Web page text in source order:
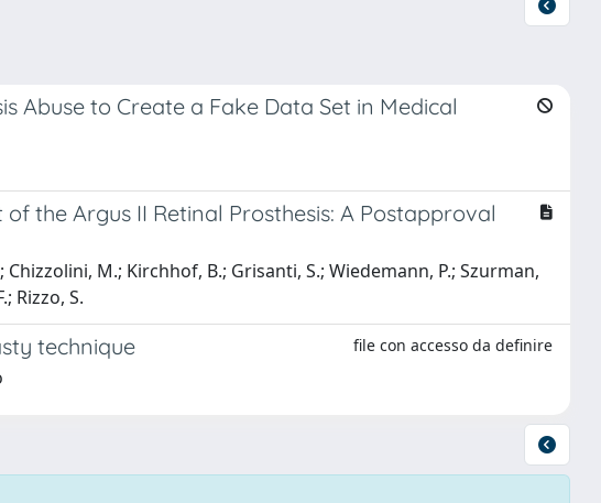
Abuse to Create a Fake Data Set in Medical
the Argus II Retinal Prosthesis: A Postapproval
M.; Kirchhof, B.; Grisanti, S.; Wiedemann, P.; Szurman,
Rizzo, S.
technique file con accesso da definire